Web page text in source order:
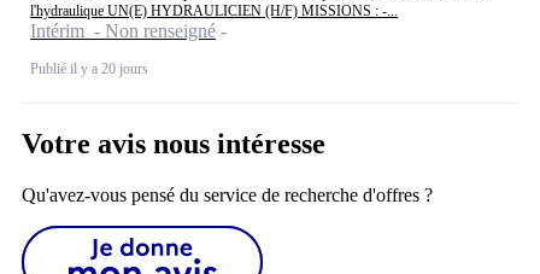
l'hydraulique UN(E) HYDRAULICIEN (H/F) MISSIONS : -...
Intérim - Non renseigné
Publié il y a 20 jours
Votre avis nous intéresse
Qu'avez-vous pensé du service de recherche d'offres ?